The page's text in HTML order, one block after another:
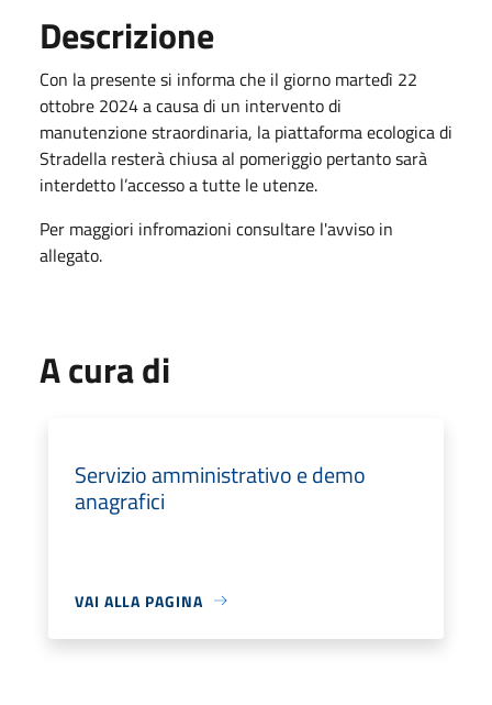
Descrizione
Con la presente si informa che il giorno martedì 22
ottobre 2024 a causa di un intervento di
manutenzione straordinaria, la piattaforma ecologica di
Stradella resterà chiusa al pomeriggio pertanto sarà
interdetto l’accesso a tutte le utenze.
Per maggiori infromazioni consultare l'avviso in
allegato.
A cura di
Servizio amministrativo e demo
anagrafici
VAI ALLA PAGINA